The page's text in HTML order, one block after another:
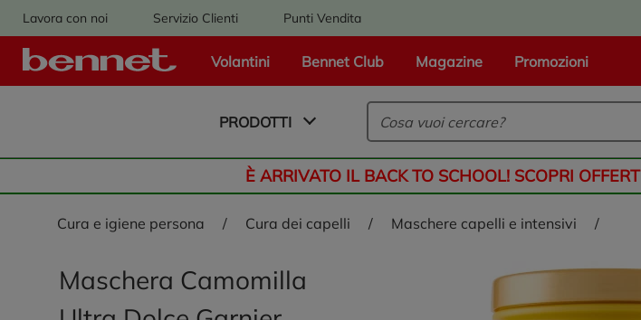
Lavora con noi Servizio Clienti Punti Vendita
Volantini Bennet Club Magazine Promozioni
Logo Bennet - Torna alla homepage
PRODOTTI
È ARRIVATO IL BACK TO SCHOOL! SCOPRI
cura e igiene persona / cura dei capelli / maschere capelli e intensivi /
Maschera Camomilla